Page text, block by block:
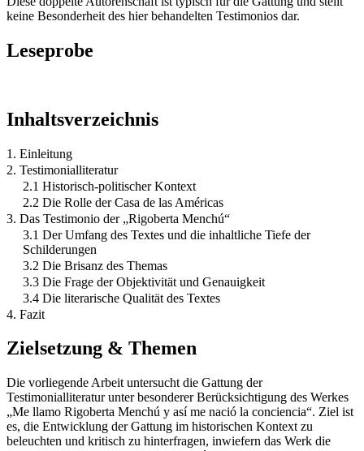
keine Besonderheit des hier behandelten Testimonios dar.
Leseprobe
Inhaltsverzeichnis
1. Einleitung
2. Testimonialliteratur
2.1 Historisch-politischer Kontext
2.2 Die Rolle der Casa de las Américas
3. Das Testimonio der „Rigoberta Menchú“
3.1 Der Umfang des Textes und die inhaltliche Tiefe der
Schilderungen
3.2 Die Brisanz des Themas
3.3 Die Frage der Objektivität und Genauigkeit
3.4 Die literarische Qualität des Textes
4. Fazit
Zielsetzung & Themen
Die vorliegende Arbeit untersucht die Gattung der
Testimonialliteratur unter besonderer Berücksichtigung des Werkes
„Me llamo Rigoberta Menchú y así me nació la conciencia“. Ziel ist
es, die Entwicklung der Gattung im historischen Kontext zu
beleuchten und kritisch zu hinterfragen, inwiefern das Werk die